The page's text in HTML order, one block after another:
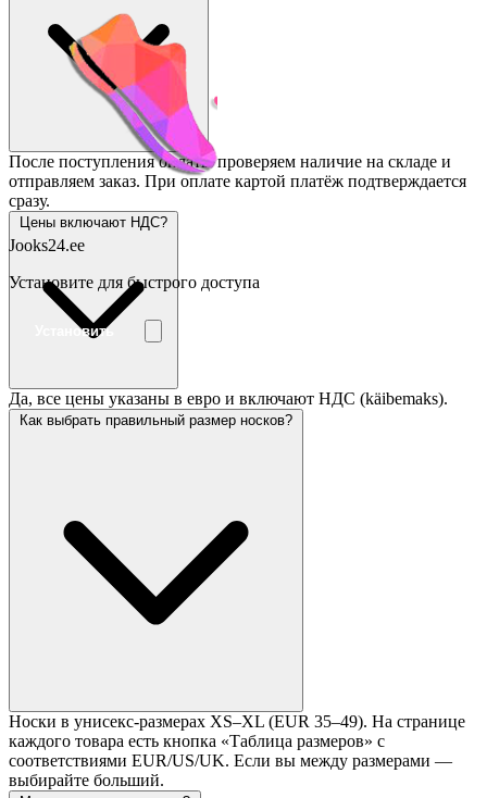
Перейти к товару
После поступления оплаты проверяем наличие на складе и
отправляем заказ. При оплате картой платёж подтверждается
сразу.
Цены включают НДС?
Да, все цены указаны в евро и включают НДС (käibemaks).
Как выбрать правильный размер носков?
Носки в унисекс-размерах XS–XL (EUR 35–49). На странице
каждого товара есть кнопка «Таблица размеров» с
соответствиями EUR/US/UK. Если вы между размерами —
выбирайте больший.
Jooks24.ee
Установите для быстрого доступа
Установить